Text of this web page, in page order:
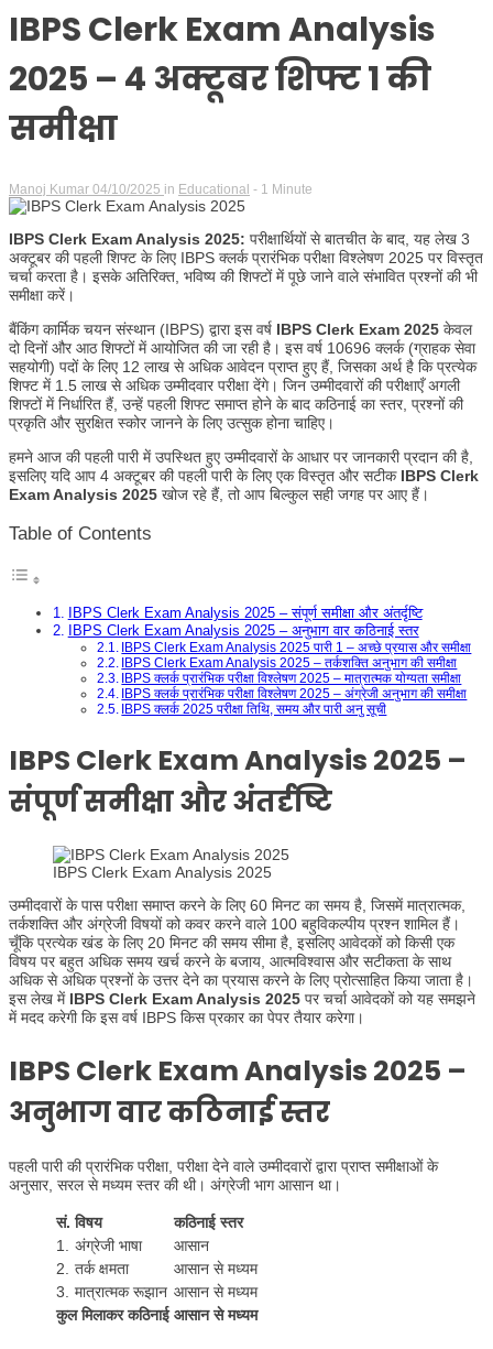
IBPS Clerk Exam Analysis
2025 – 4 अक्टूबर शिफ्ट 1 की
समीक्षा
Manoj Kumar 04/10/2025 in Educational - 1 Minute
IBPS Clerk Exam Analysis 2025: परीक्षार्थियों से बातचीत के बाद, यह लेख 3
अक्टूबर की पहली शिफ्ट के लिए IBPS क्लर्क प्रारंभिक परीक्षा विश्लेषण 2025 पर विस्तृत
चर्चा करता है। इसके अतिरिक्त, भविष्य की शिफ्टों में पूछे जाने वाले संभावित प्रश्नों की भी
समीक्षा करें।
बैंकिंग कार्मिक चयन संस्थान (IBPS) द्वारा इस वर्ष IBPS Clerk Exam 2025 केवल
दो दिनों और आठ शिफ्टों में आयोजित की जा रही है। इस वर्ष 10696 क्लर्क (ग्राहक सेवा
सहयोगी) पदों के लिए 12 लाख से अधिक आवेदन प्राप्त हुए हैं, जिसका अर्थ है कि प्रत्येक
शिफ्ट में 1.5 लाख से अधिक उम्मीदवार परीक्षा देंगे। जिन उम्मीदवारों की परीक्षाएँ अगली
शिफ्टों में निर्धारित हैं, उन्हें पहली शिफ्ट समाप्त होने के बाद कठिनाई का स्तर, प्रश्नों की
प्रकृति और सुरक्षित स्कोर जानने के लिए उत्सुक होना चाहिए।
हमने आज की पहली पारी में उपस्थित हुए उम्मीदवारों के आधार पर जानकारी प्रदान की है,
इसलिए यदि आप 4 अक्टूबर की पहली पारी के लिए एक विस्तृत और सटीक IBPS Clerk
Exam Analysis 2025 खोज रहे हैं, तो आप बिल्कुल सही जगह पर आए हैं।
Table of Contents
IBPS Clerk Exam Analysis 2025 – संपूर्ण समीक्षा और अंतर्दृष्टि
IBPS Clerk Exam Analysis 2025 – अनुभाग वार कठिनाई स्तर
IBPS Clerk Exam Analysis 2025 पारी 1 – अच्छे प्रयास और समीक्षा
IBPS Clerk Exam Analysis 2025 – तर्कशक्ति अनुभाग की समीक्षा
IBPS क्लर्क प्रारंभिक परीक्षा विश्लेषण 2025 – मात्रात्मक योग्यता समीक्षा
IBPS क्लर्क प्रारंभिक परीक्षा विश्लेषण 2025 – अंग्रेजी अनुभाग की समीक्षा
IBPS क्लर्क 2025 परीक्षा तिथि, समय और पारी अनु सूची
IBPS Clerk Exam Analysis 2025 –
संपूर्ण समीक्षा और अंतर्दृष्टि
IBPS Clerk Exam Analysis 2025
उम्मीदवारों के पास परीक्षा समाप्त करने के लिए 60 मिनट का समय है, जिसमें मात्रात्मक,
तर्कशक्ति और अंग्रेजी विषयों को कवर करने वाले 100 बहुविकल्पीय प्रश्न शामिल हैं।
चूँकि प्रत्येक खंड के लिए 20 मिनट की समय सीमा है, इसलिए आवेदकों को किसी एक
विषय पर बहुत अधिक समय खर्च करने के बजाय, आत्मविश्वास और सटीकता के साथ
अधिक से अधिक प्रश्नों के उत्तर देने का प्रयास करने के लिए प्रोत्साहित किया जाता है।
इस लेख में IBPS Clerk Exam Analysis 2025 पर चर्चा आवेदकों को यह समझने
में मदद करेगी कि इस वर्ष IBPS किस प्रकार का पेपर तैयार करेगा।
IBPS Clerk Exam Analysis 2025 –
अनुभाग वार कठिनाई स्तर
पहली पारी की प्रारंभिक परीक्षा, परीक्षा देने वाले उम्मीदवारों द्वारा प्राप्त समीक्षाओं के
अनुसार, सरल से मध्यम स्तर की थी। अंग्रेजी भाग आसान था।
सं. विषय
कठिनाई स्तर
1.
अंग्रेजी भाषा
आसान
2.
तर्क क्षमता
आसान से मध्यम
3.
मात्रात्मक रूझान आसान से मध्यम
कुल मिलाकर कठिनाई आसान से मध्यम